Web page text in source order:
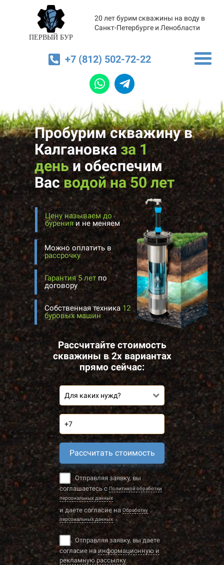
ПЕРВЫЙ БУР
20 лет бурим скважины на воду в
Санкт-Петербурге и Ленобласти
+7 (812) 502-72-22
Пробурим скважину в
Калгановказа 1
деньиобеспечим
Васводой на 50 лет
Цену называем до
буренияи не меняем
Собственная техника 12
буровых машин
Можно оплатить в
рассрочку
Рассчитайте стоимость
скважины в 2х вариантах
прямо сейчас:
Для каких нужд?
Рассчитать стоимость
Отправляя заявку, вы
соглашаетесь с Политикой обработки
персональных данных
и даете согласие на Обработку
персональных данных
Отправляя заявку, вы даете
согласие наинформационную и
рекламную рассылку
Гарантия 5 лет по
договору